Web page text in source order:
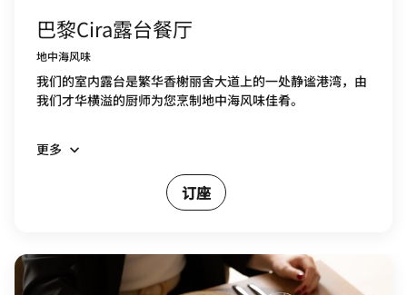
巴黎Cira露台餐厅
地中海风味
我们的室内露台是繁华香榭丽舍大道上的一处静谧港湾，由
我们才华横溢的厨师为您烹制地中海风味佳肴。
更多
订座